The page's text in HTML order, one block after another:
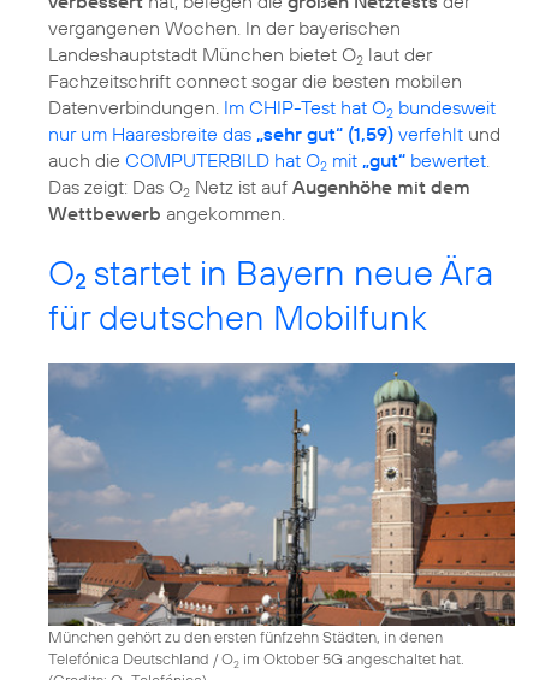
vergangenen Wochen. In der bayerischen
Landeshauptstadt München bietet O2 laut der
Fachzeitschrift connect sogar die besten mobilen
Datenverbindungen. Im CHIP-Test hat O2 bundesweit
nur um Haaresbreite das „sehr gut“ (1,59) verfehlt und
auch die COMPUTERBILD hat O2 mit „gut“ bewertet
Das zeigt: Das O2 Netz ist auf Augenhöhe mit dem
Wettbewerb
O2 startet in Bayern neue Ära
für deutschen Mobilfunk
München gehört zu den ersten fünfzehn Städten, in denen
Telefónica Deutschland / O2 im Oktober 5G angeschaltet hat.